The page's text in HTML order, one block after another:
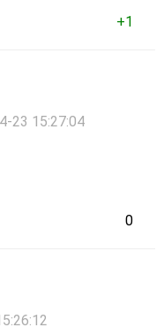
+1
23 15:27:04
0